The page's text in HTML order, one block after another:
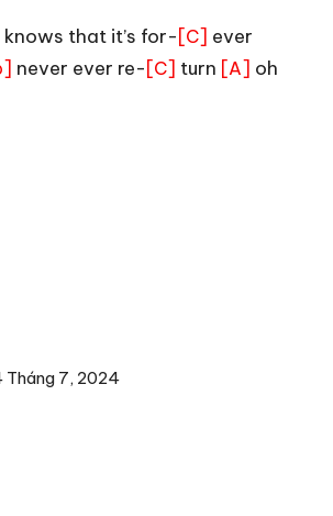
knows that it’s for- [C] ever
never ever re- [C] turn [A] oh
Tháng 7, 2024